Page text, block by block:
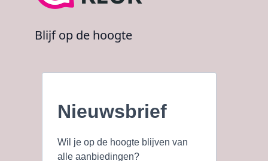
Blijf op de hoogte
Nieuwsbrief
Wil je op de hoogte blijven van
alle aanbiedingen?